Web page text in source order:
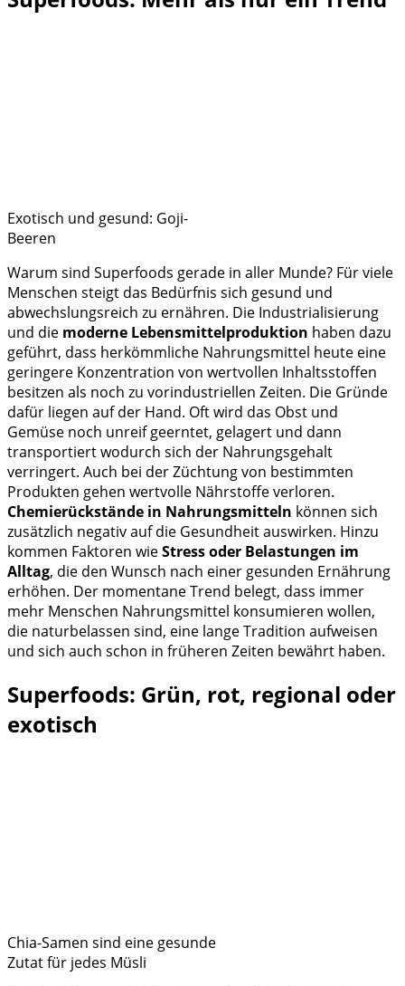
Exotisch und gesund: Goji-
Beeren
Warum sind Superfoods gerade in aller Munde? Für viele
Menschen steigt das Bedürfnis sich gesund und
abwechslungsreich zu ernähren. Die Industrialisierung
und die moderne Lebensmittelproduktion haben dazu
geführt, dass herkömmliche Nahrungsmittel heute eine
geringere Konzentration von wertvollen Inhaltsstoffen
besitzen als noch zu vorindustriellen Zeiten. Die Gründe
dafür liegen auf der Hand. Oft wird das Obst und
Gemüse noch unreif geerntet, gelagert und dann
transportiert wodurch sich der Nahrungsgehalt
verringert. Auch bei der Züchtung von bestimmten
Produkten gehen wertvolle Nährstoffe verloren.
Chemierückstände in Nahrungsmitteln können sich
zusätzlich negativ auf die Gesundheit auswirken. Hinzu
kommen Faktoren wieStress oder Belastungen im
Alltag, die den Wunsch nach einer gesunden Ernährung
erhöhen. Der momentane Trend belegt, dass immer
mehr Menschen Nahrungsmittel konsumieren wollen,
die naturbelassen sind, eine lange Tradition aufweisen
und sich auch schon in früheren Zeiten bewährt haben.
Superfoods: Grün, rot, regional oder
exotisch
Chia-Samen sind eine gesunde
Zutat für jedes Müsli